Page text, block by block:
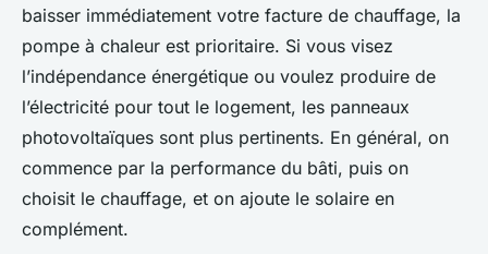
baisser immédiatement votre facture de chauffage, la
pompe à chaleur est prioritaire. Si vous visez
l’indépendance énergétique ou voulez produire de
l’électricité pour tout le logement, les panneaux
photovoltaïques sont plus pertinents. En général, on
commence par la performance du bâti, puis on
choisit le chauffage, et on ajoute le solaire en
complément.